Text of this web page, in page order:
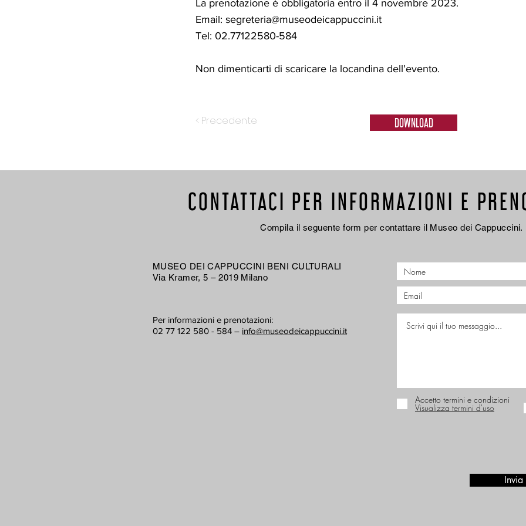
La prenotazione è obbligatoria entro il 4 novembre 2023.
Email: segreteria@museodeicappuccini.it
Tel: 02.77122580-584
Non dimenticarti di scaricare la locandina dell'evento.
< Precedente DOWNLOAD
CONTATTACI PER INFORMAZIONI E
Compila il seguente form per contattare il Museo dei Cappuccini.
Accetto termini e condizioni
Visualizza termini d'uso
Invia
MUSEO DEI CAPPUCCINI BENI CULTURALI
Via Kramer, 5 – 2019 Milano
Per informazioni e prenotazioni:
02 77 122 580 - 584 – info@museodeicappuccini.it